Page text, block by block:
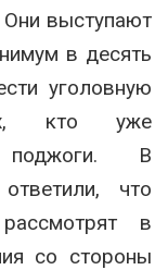
выступают
в десять
уголовную
кто уже
поджоги. В
что
в
со стороны